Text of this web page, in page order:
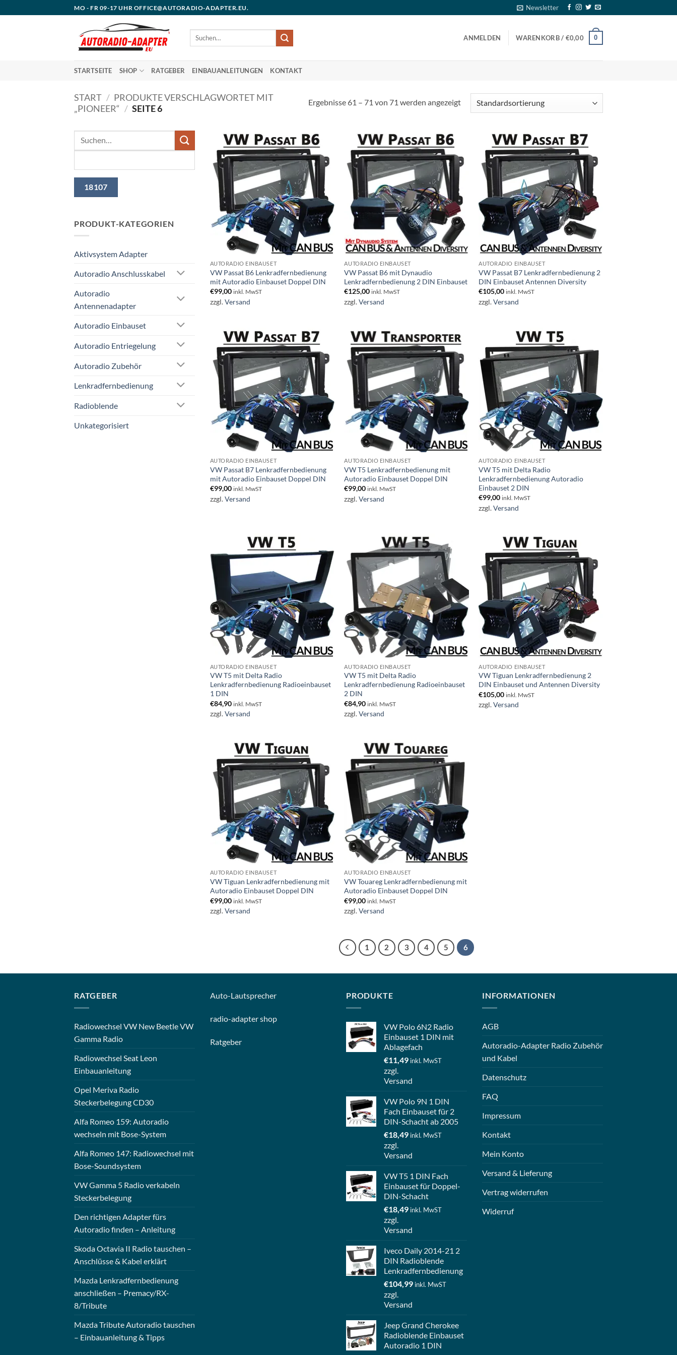
Inhalt
MO - FR 09-17 UHR OFFICE@AUTORADIO-ADAPTER.EU. Newsletter
Suchen
ANMELDEN WARENKORB / €0,00 0
STARTSEITE SHOP RATGEBER EINBAUANLEITUNGEN KONTAKT
START / PRODUKTE VERSCHLAGWORTET MIT
„PIONEER“ / SEITE 6
Ergebnisse 61 – 71 von 71 werden angezeigt
PRODUKT-KATEGORIEN
Aktivsystem Adapter
Autoradio Anschlusskabel
Autoradio
Antennenadapter
Autoradio Einbauset
Autoradio Entriegelung
Autoradio Zubehör
Lenkradfernbedienung
Radioblende
Unkategorisiert
AUTORADIO EINBAUSET
VW Passat B6 Lenkradfernbedienung
mit Autoradio Einbauset Doppel DIN
€99,00 inkl. MwST
zzgl.Versand
AUTORADIO EINBAUSET
VW Passat B6 mit Dynaudio
Lenkradfernbedienung 2 DIN Einbauset
€125,00 inkl. MwST
zzgl.Versand
AUTORADIO EINBAUSET
VW Passat B7 Lenkradfernbedienung 2
DIN Einbauset Antennen Diversity
€105,00 inkl. MwST
zzgl.Versand
AUTORADIO EINBAUSET
VW Passat B7 Lenkradfernbedienung
mit Autoradio Einbauset Doppel DIN
€99,00 inkl. MwST
zzgl.Versand
AUTORADIO EINBAUSET
VW T5 Lenkradfernbedienung mit
Autoradio Einbauset Doppel DIN
€99,00 inkl. MwST
zzgl.Versand
AUTORADIO EINBAUSET
VW T5 mit Delta Radio
Lenkradfernbedienung Autoradio
Einbauset 2 DIN
€99,00 inkl. MwST
zzgl.Versand
AUTORADIO EINBAUSET
VW T5 mit Delta Radio
Lenkradfernbedienung Radioeinbauset
1 DIN
€84,90 inkl. MwST
zzgl.Versand
AUTORADIO EINBAUSET
VW T5 mit Delta Radio
Lenkradfernbedienung Radioeinbauset
2 DIN
€84,90 inkl. MwST
zzgl.Versand
AUTORADIO EINBAUSET
VW Tiguan Lenkradfernbedienung 2
DIN Einbauset und Antennen Diversity
€105,00 inkl. MwST
zzgl.Versand
AUTORADIO EINBAUSET
VW Tiguan Lenkradfernbedienung mit
Autoradio Einbauset Doppel DIN
€99,00 inkl. MwST
zzgl.Versand
AUTORADIO EINBAUSET
VW Touareg Lenkradfernbedienung mit
Autoradio Einbauset Doppel DIN
€99,00 inkl. MwST
zzgl.Versand
1 2 3 4 5 6
RATGEBER
Radiowechsel VW New Beetle VW
Gamma Radio
Radiowechsel Seat Leon
Einbauanleitung
Opel Meriva Radio
Steckerbelegung CD30
Alfa Romeo 159: Autoradio
wechseln mit Bose-System
Alfa Romeo 147: Radiowechsel mit
Bose-Soundsystem
VW Gamma 5 Radio verkabeln
Steckerbelegung
Den richtigen Adapter fürs
Autoradio finden – Anleitung
Skoda Octavia II Radio tauschen –
Anschlüsse & Kabel erklärt
Mazda Lenkradfernbedienung
anschließen – Premacy/RX-
8/Tribute
Mazda Tribute Autoradio tauschen
– Einbauanleitung & Tipps
Auto-Lautsprecher
radio-adapter shop
Ratgeber
PRODUKTE
VW Polo 6N2 Radio
Einbauset 1 DIN mit
Ablagefach
€11,49 inkl. MwST
zzgl.
Versand
VW Polo 9N 1 DIN
Fach Einbauset für 2
DIN-Schacht ab 2005
€18,49 inkl. MwST
zzgl.
Versand
VW T5 1 DIN Fach
Einbauset für Doppel-
DIN-Schacht
€18,49 inkl. MwST
zzgl.
Versand
Iveco Daily 2014-21 2
DIN Radioblende
Lenkradfernbedienung
€104,99 inkl. MwST
zzgl.
Versand
Jeep Grand Cherokee
Radioblende Einbauset
Autoradio 1 DIN
INFORMATIONEN
AGB
Autoradio-Adapter Radio Zubehör
und Kabel
Datenschutz
FAQ
Impressum
Kontakt
Mein Konto
Versand & Lieferung
Vertrag widerrufen
Widerruf